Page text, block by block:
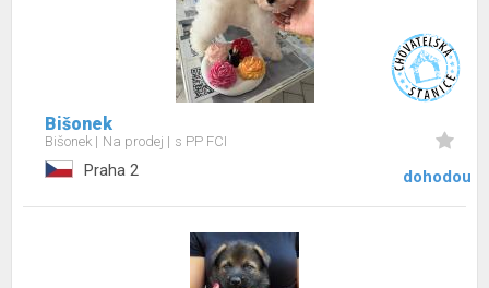
Bišonek
Bišonek Na prodej s PP FCI
Praha 2 dohodou